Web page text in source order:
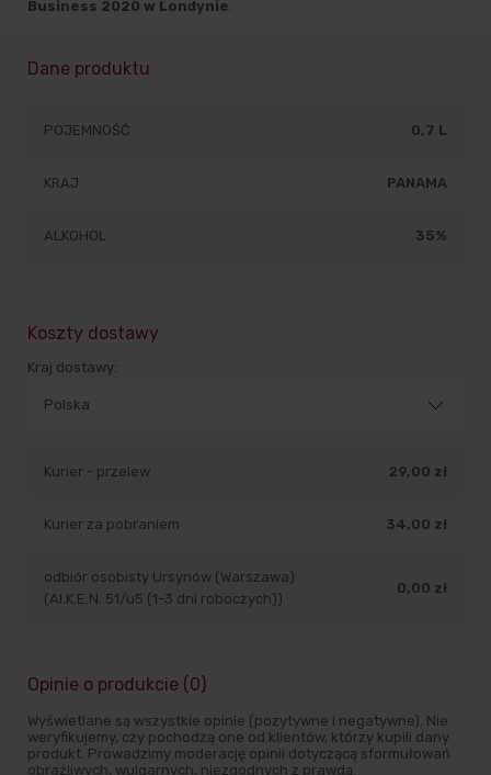
Business 2020 w Londynie
Dane produktu
POJEMNOŚĆ 0,7 L
KRAJ PANAMA
ALKOHOL 35%
Koszty dostawy
Kraj dostawy:
Kurier - przelew 29,00 zł
Kurier za pobraniem 34,00 zł
odbiór osobisty Ursynów (Warszawa)
(Al.K.E.N. 51/u5 (1-3 dni roboczych))
0,00 zł
Opinie o produkcie (0)
Wyświetlane są wszystkie opinie (pozytywne i negatywne). Nie
weryfikujemy, czy pochodzą one od klientów, którzy kupili dany
produkt. Prowadzimy moderację opinii dotyczącą sformułowań
obraźliwych, wulgarnych, niezgodnych z prawdą.